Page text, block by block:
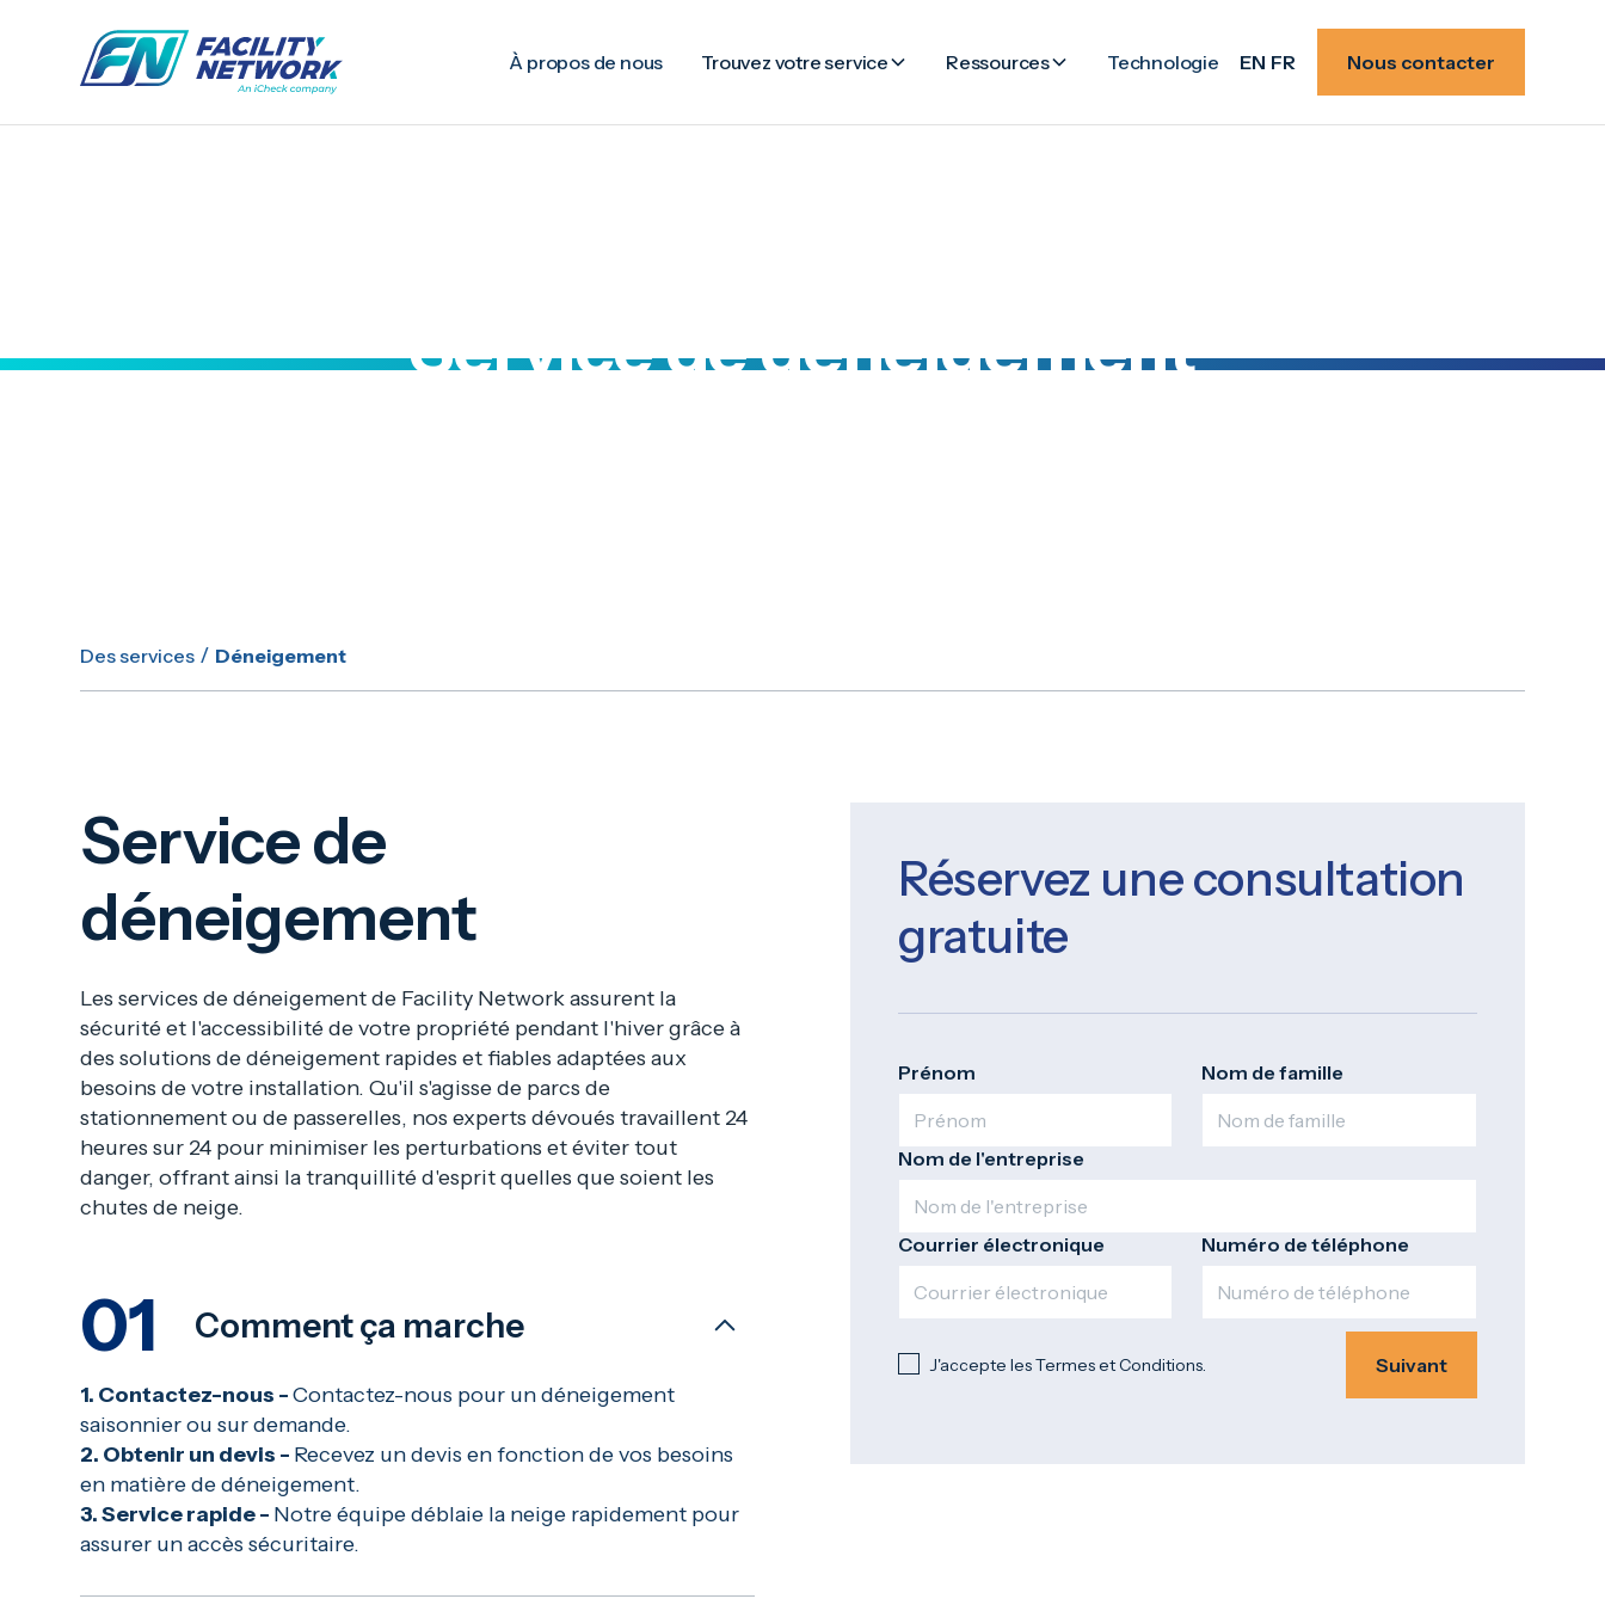
À propos de nous Trouvez votre service Ressources Technologie EN FR Nous contacter
Service de déneigement
Des services / Déneigement
Service de
déneigement
Les services de déneigement de Facility Network assurent la
sécurité et l'accessibilité de votre propriété pendant l'hiver grâce à
des solutions de déneigement rapides et fiables adaptées aux
besoins de votre installation. Qu'il s'agisse de parcs de
stationnement ou de passerelles, nos experts dévoués travaillent 24
heures sur 24 pour minimiser les perturbations et éviter tout
danger, offrant ainsi la tranquillité d'esprit quelles que soient les
chutes de neige.
01 Comment ça marche
1. Contactez-nous -Contactez-nous pour un déneigement
saisonnier ou sur demande.
2. Obtenir un devis - Recevez un devis en fonction de vos besoins
en matière de déneigement.
3. Service rapide - Notre équipe déblaie la neige rapidement pour
assurer un accès sécuritaire.
Réservez une consultation
gratuite
Prénom Nom de famille
Nom de l'entreprise
Courrier électronique Numéro de téléphone
J'accepte les Termes et Conditions. Suivant